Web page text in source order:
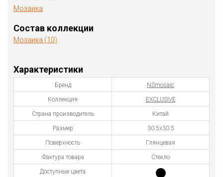
Мозаика
Состав коллекции
Мозаика (10)
Характеристики
Бренд NSmosaic
Коллекция EXCLUSIVE
Страна производитель Китай
Размер 30.5x30.5
Поверхность Глянцевая
Фактура товара Стекло
Доступные цвета